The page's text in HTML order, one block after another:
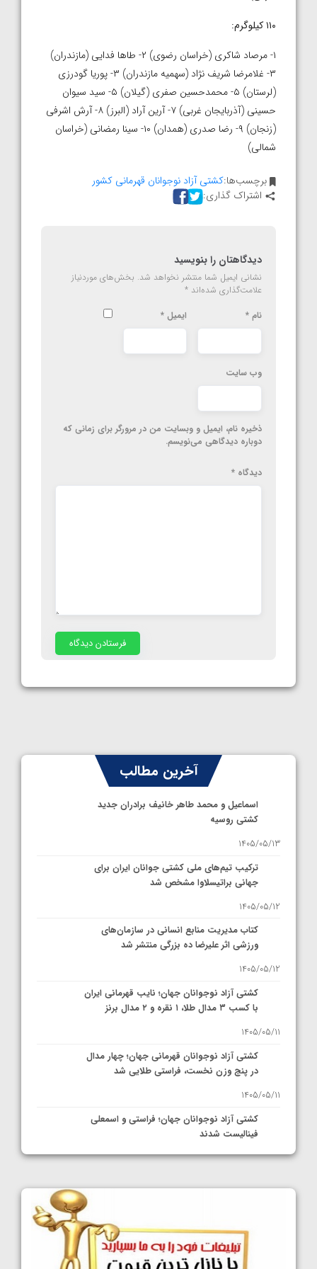
۱۱۰‌ کیلوگرم:
۱- مرصاد شاکری (خراسان رضوی) ۲- طاها فدایی (مازندران)
۳- غلامرضا شریف نژاد (سهمیه مازندران) ۳- پوریا گودرزی
(لرستان) ۵- محمدحسین صفری (گیلان) ۵- سید سیوان
حسینی (آذربایجان غربی) ۷- آرین آراد (البرز) ۸- آرش اشرفی
(زنجان) ۹- رضا صدری (همدان) ۱۰- سینا رمضانی (خراسان
شمالی)
برچسب‌ها:کشتی آزاد نوجوانان قهرمانی کشور
اشتراک گذاری:
دیدگاهتان را بنویسید
نشانی ایمیل شما منتشر نخواهد شد. بخش‌های موردنیاز
علامت‌گذاری شده‌اند *
نام * ایمیل *
وب‌ سایت
ذخیره نام، ایمیل و وبسایت من در مرورگر برای زمانی که
دوباره دیدگاهی می‌نویسم.
دیدگاه *
آخرین مطالب
اسماعیل و محمد طاهر خانیف برادران جدید
کشتی روسیه
1405/05/13
ترکیب تیم‌های ملی کشتی جوانان ایران برای
جهانی براتیسلاوا مشخص شد
1405/05/12
کتاب مدیریت منابع انسانی در سازمان‌های
ورزشی اثر علیرضا ده بزرگی منتشر شد
1405/05/12
کشتی آزاد نوجوانان جهان؛ نایب قهرمانی ایران
با کسب ۳ مدال طلا، ۱ نقره و ۲ مدال برنز
1405/05/11
کشتی آزاد نوجوانان قهرمانی جهان؛ چهار مدال
در پنج وزن نخست، فراستی طلایی شد
1405/05/11
کشتی آزاد نوجوانان جهان؛ فراستی و اسمعلی
فینالیست شدند
1405/05/09
کشتی فرنگی نوجوانان جهان؛ سکوی تیمی
سوم برای ایران